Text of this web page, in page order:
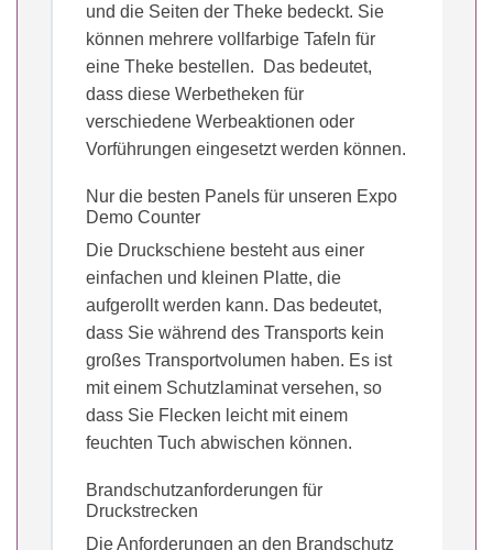
und die Seiten der Theke bedeckt. Sie
können mehrere vollfarbige Tafeln für
eine Theke bestellen. Das bedeutet,
dass diese Werbetheken für
verschiedene Werbeaktionen oder
Vorführungen eingesetzt werden können.
Nur die besten Panels für unseren Expo
Demo Counter
Die Druckschiene besteht aus einer
einfachen und kleinen Platte, die
aufgerollt werden kann. Das bedeutet,
dass Sie während des Transports kein
großes Transportvolumen haben. Es ist
mit einem Schutzlaminat versehen, so
dass Sie Flecken leicht mit einem
feuchten Tuch abwischen können.
Brandschutzanforderungen für
Druckstrecken
Die Anforderungen an den Brandschutz